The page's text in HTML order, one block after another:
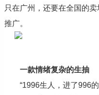
只在广州，还要在全国的
推广。
一款情绪复杂的生抽
“1996生人，进了996